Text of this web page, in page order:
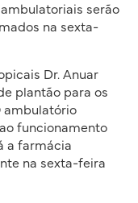
serão
na sexta-
Dr. Anuar
plantão para os
ambulatório
funcionamento
a farmácia
na sexta-feira